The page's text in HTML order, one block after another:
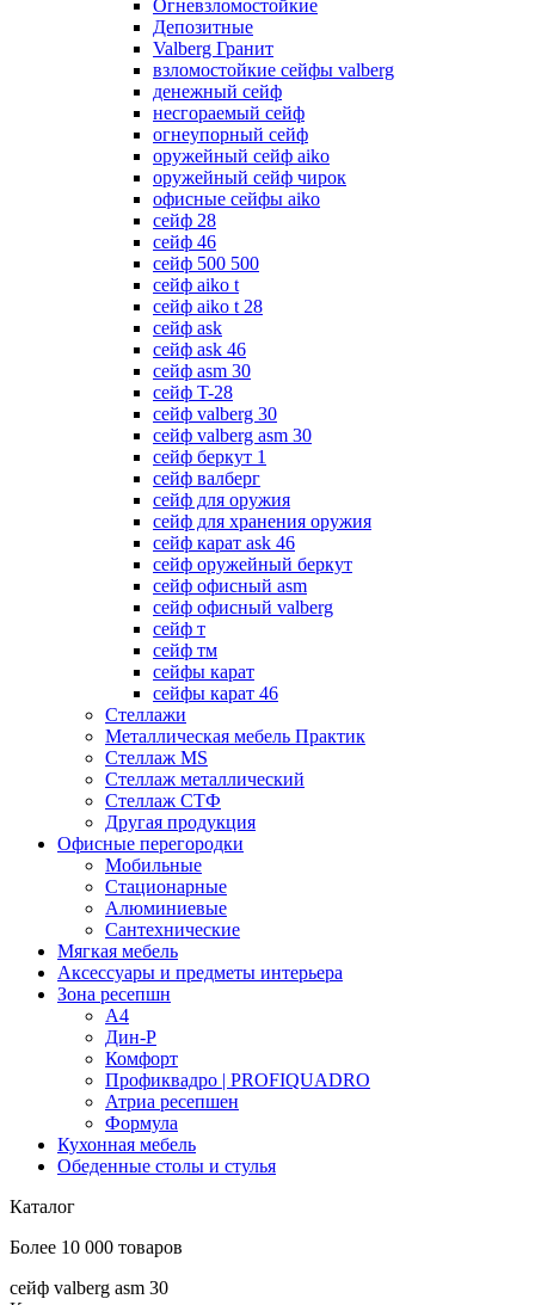
Огневзломостойкие
Депозитные
Valberg Гранит
взломостойкие сейфы valberg
денежный сейф
несгораемый сейф
огнеупорный сейф
оружейный сейф aiko
оружейный сейф чирок
офисные сейфы aiko
сейф 28
сейф 46
сейф 500 500
сейф aiko t
сейф aiko t 28
сейф ask
сейф ask 46
сейф asm 30
сейф T-28
сейф valberg 30
сейф valberg asm 30
сейф беркут 1
сейф валберг
сейф для оружия
сейф для хранения оружия
сейф карат ask 46
сейф оружейный беркут
сейф офисный asm
сейф офисный valberg
сейф т
сейф тм
сейфы карат
сейфы карат 46
Стеллажи
Металлическая мебель Практик
Стеллаж MS
Стеллаж металлический
Стеллаж СТФ
Другая продукция
Офисные перегородки
Мобильные
Стационарные
Алюминиевые
Сантехнические
Мягкая мебель
Аксессуары и предметы интерьера
Зона ресепшн
А4
Дин-Р
Комфорт
Профиквадро | PROFIQUADRO
Атриа ресепшен
Формула
Кухонная мебель
Обеденные столы и стулья
Каталог
Более 10 000 товаров
сейф valberg asm 30